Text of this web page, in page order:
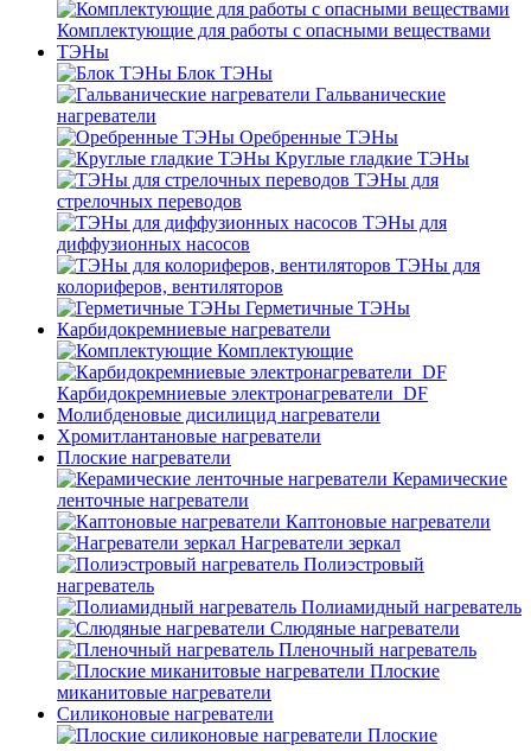
Комплектующие для работы с опасными веществами
ТЭНы
Блок ТЭНы
Гальванические
нагреватели
Оребренные ТЭНы
Круглые гладкие ТЭНы
ТЭНы для
стрелочных переводов
ТЭНы для
диффузионных насосов
ТЭНы для
колориферов, вентиляторов
Герметичные ТЭНы
Карбидокремниевые нагреватели
Комплектующие
Карбидокремниевые электронагреватели_DF
Молибденовые дисилицид нагреватели
Хромитлантановые нагреватели
Плоские нагреватели
Керамические
ленточные нагреватели
Каптоновые нагреватели
Нагреватели зеркал
Полиэстровый
нагреватель
Полиамидный нагреватель
Слюдяные нагреватели
Пленочный нагреватель
Плоские
миканитовые нагреватели
Силиконовые нагреватели
Плоские